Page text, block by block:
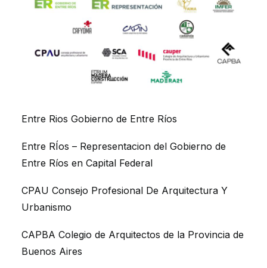
Entre Rios Gobierno de Entre Ríos
Entre RÍos – Representacion del Gobierno de
Entre Ríos en Capital Federal
CPAU Consejo Profesional De Arquitectura Y
Urbanismo
CAPBA Colegio de Arquitectos de la Provincia de
Buenos Aires